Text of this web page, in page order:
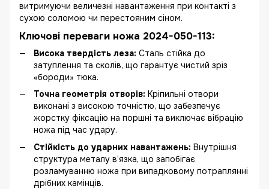
витримуючи величезні навантаження при контакті з
сухою соломою чи перестояним сіном.
Ключові переваги ножа 2024-050-113:
Висока твердість леза: Сталь стійка до
затуплення та сколів, що гарантує чистий зріз
«бороди» тюка.
Точна геометрія отворів: Кріпильні отвори
виконані з високою точністю, що забезпечує
жорстку фіксацію на поршні та виключає вібрацію
ножа під час удару.
Стійкість до ударних навантажень: Внутрішня
структура металу в’язка, що запобігає
розламуванню ножа при випадковому потраплянні
дрібних камінців.